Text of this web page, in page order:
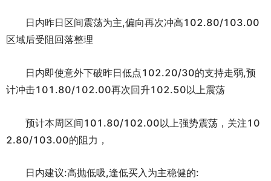
Tiếng việt
日内昨日区间震荡为主,偏向再次冲高102.80/103.00
区域后受阻回落整理
日内即使意外下破昨日低点102.20/30的支持走弱,预
计冲击101.80/102.00再次回升102.50以上震荡
预计本周区间101.80/102.00以上强势震荡，关注10
2.80/103.00的阻力，
日内建议:高抛低吸,逢低买入为主稳健的: